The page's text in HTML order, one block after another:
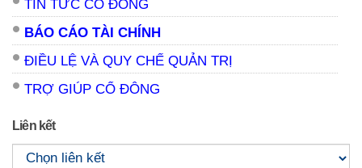
TIN TỨC CỔ ĐÔNG
BÁO CÁO TÀI CHÍNH
ĐIỀU LỆ VÀ QUY CHẾ QUẢN TRỊ
TRỢ GIÚP CỔ ĐÔNG
Liên kết